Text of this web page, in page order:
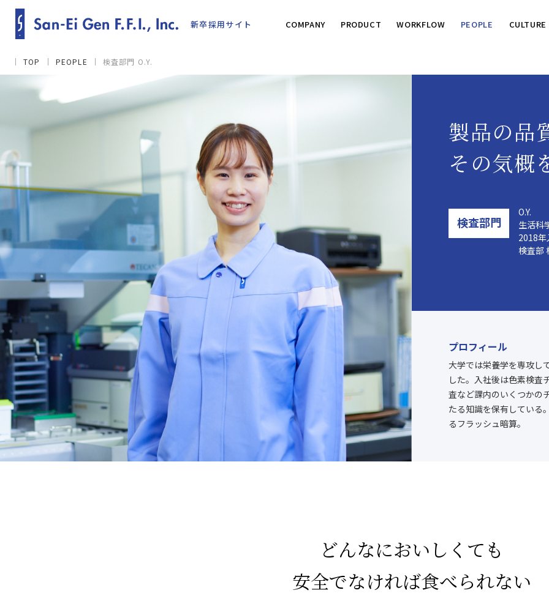
新卒採用サイト COMPANY PRODUCT WORKFLOW PEOPLE CULTURE
TOP PEOPLE 検査部門 O.Y.
製品の品
その気概
検査部門
O.Y.
生活
2018
検査部
プロフィール
大学では栄養学を専攻し
した。入社後は色素検査
査など課内のいくつかの
たる知識を保有している
るフラッシュ暗算。
どんなにおいしくても
安全でなければ食べられない